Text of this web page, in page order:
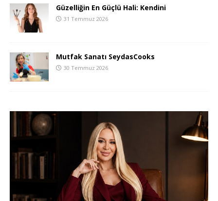
Güzelliğin En Güçlü Hali: Kendini
31 Temmuz 2026
Mutfak Sanatı SeydasCooks
30 Temmuz 2026